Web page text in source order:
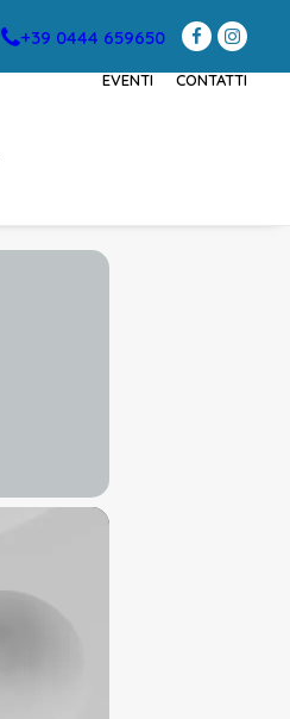
+39 0444 659650
EVENTI CONTATTI